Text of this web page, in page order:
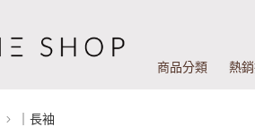
商品分類 熱
｜長袖